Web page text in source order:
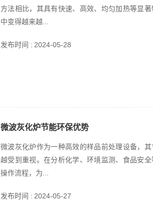
方法相比，其具有快速、高效、均匀加热等显
中变得越来越...
发布时间 : 2024-05-28
微波灰化炉节能环保优势
微波灰化炉作为一种高效的样品前处理设备，
越受到重视。在分析化学、环境监测、食品安
操作流程，为...
发布时间 : 2024-05-27